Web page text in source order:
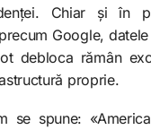
Chiar și în
Google,
debloca rămân
proprie.
se spune: